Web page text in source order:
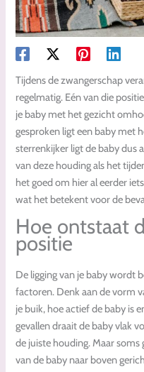
Tijdens de zwangerschap
regelmatig. Eén van die
je baby met het gezicht
gesproken ligt een baby met
sterrenkijker ligt de baby dus
van deze houding als het
het goed om hier al eerder
wat het betekent voor de
Hoe ontstaat
positie
De ligging van je baby wordt
factoren. Denk aan de vorm
je buik, hoe actief de baby is
gevallen draait de baby vlak
de juiste houding. Maar
van de baby naar boven